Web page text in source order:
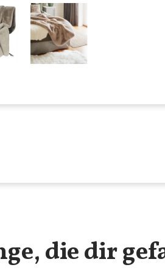
die dir